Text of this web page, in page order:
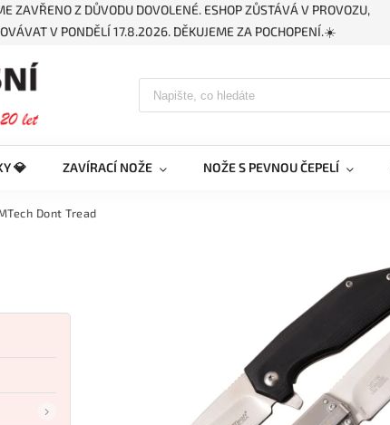
Z DŮVODU DOVOLENÉ. ESHOP ZŮSTÁVÁ V PROVOZU,
V PONDĚLÍ 17.8.2026. DĚKUJEME ZA POCHOPENÍ.☀️
💎 ZAVÍRACÍ NOŽE NOŽE S PEVNOU ČEPELÍ
Dont Tread